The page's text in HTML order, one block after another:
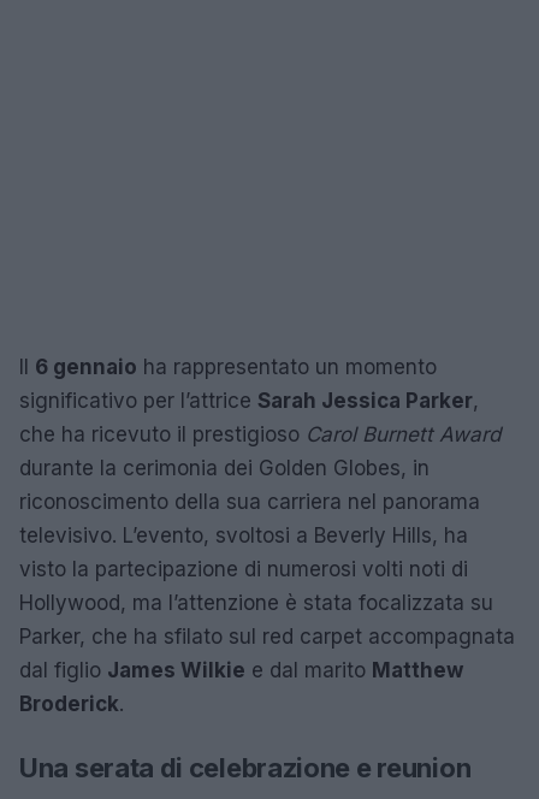
Il 6 gennaio ha rappresentato un momento
significativo per l’attrice Sarah Jessica Parker,
che ha ricevuto il prestigioso Carol Burnett Award
durante la cerimonia dei Golden Globes, in
riconoscimento della sua carriera nel panorama
televisivo. L’evento, svoltosi a Beverly Hills, ha
visto la partecipazione di numerosi volti noti di
Hollywood, ma l’attenzione è stata focalizzata su
Parker, che ha sfilato sul red carpet accompagnata
dal figlio James Wilkie e dal marito Matthew
Broderick.
Una serata di celebrazione e reunion